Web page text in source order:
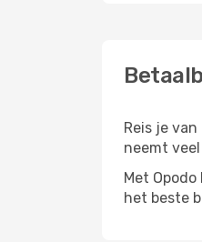
Reis je
neemt
Met
het beste